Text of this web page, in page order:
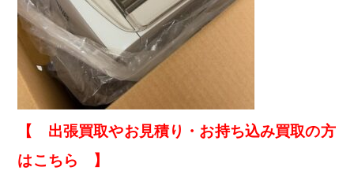
【 出張買取やお見積り・お持ち込み買取の方
はこちら 】